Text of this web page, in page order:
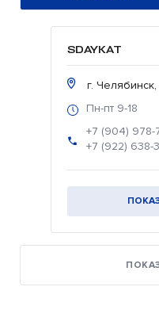
SDAYKAT
г.
Пн-пт 9-18
+7 (904) 978-
+7 (922) 638-